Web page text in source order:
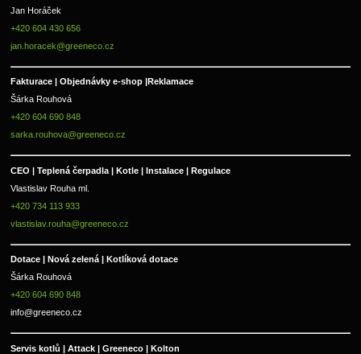
Jan Horáček
+420 604 430 656
jan.horacek@greeneco.cz
Fakturace | Objednávky e-shop |Reklamace
Šárka Rouhová
+420 604 690 848
sarka.rouhova@greeneco.cz
CEO | Teplená čerpadla | Kotle | Instalace | Regulace
Vlastislav Rouha ml.
+420 734 113 933
vlastislav.rouha@greeneco.cz
Dotace | Nová zelená | Kotlíková dotace
Šárka Rouhová
+420 604 690 848
info@greeneco.cz
Servis kotlů | Attack | Greeneco | Kolton